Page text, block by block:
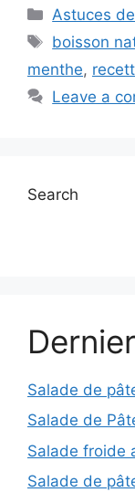
Categories
Astuces
Tags
boisson
menthe,
Leave a
Search
Salade de
Salade de
Salade froide
Salade de